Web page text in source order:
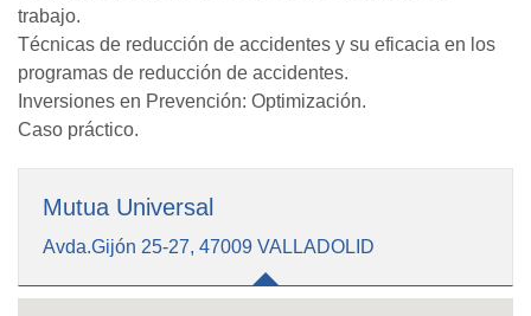
trabajo.
Técnicas de reducción de accidentes y su eficacia en los
programas de reducción de accidentes.
Inversiones en Prevención: Optimización.
Caso práctico.
Mutua Universal
Avda.Gijón 25-27, 47009 VALLADOLID